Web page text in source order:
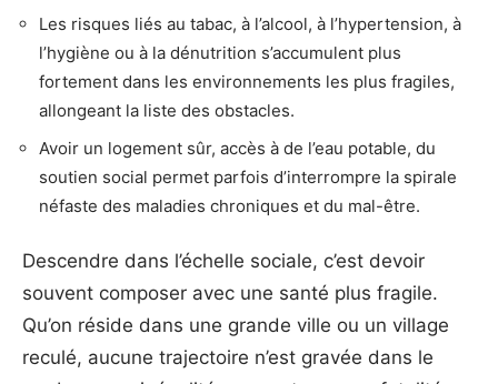
Les risques liés au tabac, à l’alcool, à l’hypertension, à
l’hygiène ou à la dénutrition s’accumulent plus
fortement dans les environnements les plus fragiles,
allongeant la liste des obstacles.
Avoir un logement sûr, accès à de l’eau potable, du
soutien social permet parfois d’interrompre la spirale
néfaste des maladies chroniques et du mal-être.
Descendre dans l’échelle sociale, c’est devoir
souvent composer avec une santé plus fragile.
Qu’on réside dans une grande ville ou un village
reculé, aucune trajectoire n’est gravée dans le